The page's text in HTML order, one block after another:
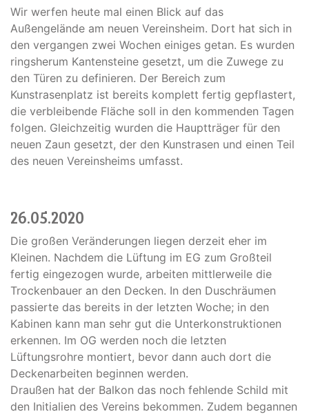
Wir werfen heute mal einen Blick auf das
Außengelände am neuen Vereinsheim. Dort hat sich in
den vergangen zwei Wochen einiges getan. Es wurden
ringsherum Kantensteine gesetzt, um die Zuwege zu
den Türen zu definieren. Der Bereich zum
Kunstrasenplatz ist bereits komplett fertig gepflastert,
die verbleibende Fläche soll in den kommenden Tagen
folgen. Gleichzeitig wurden die Hauptträger für den
neuen Zaun gesetzt, der den Kunstrasen und einen Teil
des neuen Vereinsheims umfasst.
26.05.2020
Die großen Veränderungen liegen derzeit eher im
Kleinen. Nachdem die Lüftung im EG zum Großteil
fertig eingezogen wurde, arbeiten mittlerweile die
Trockenbauer an den Decken. In den Duschräumen
passierte das bereits in der letzten Woche; in den
Kabinen kann man sehr gut die Unterkonstruktionen
erkennen. Im OG werden noch die letzten
Lüftungsrohre montiert, bevor dann auch dort die
Deckenarbeiten beginnen werden.
Draußen hat der Balkon das noch fehlende Schild mit
den Initialien des Vereins bekommen. Zudem begannen